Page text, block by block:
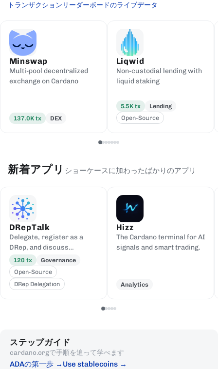
トランザクションリーダーボードのライブデータ
Minswap
Multi-pool decentralized
exchange on Cardano
137.0K tx DEX
Liqwid
Non-custodial lending with
liquid staking
5.5K tx
Lending
Open-Source
新着アプリ ショーケースに加わったばかりのアプリ
DRepTalk
Delegate, register as a
DRep, and discuss
governance
120 tx
Governance
Open-Source
DRep Delegation
Hizz
The Cardano terminal for AI
signals and smart trading.
Analytics
ステップガイド
cardano.orgで手順を追って学べます
ADAの第一歩
Use stablecoins